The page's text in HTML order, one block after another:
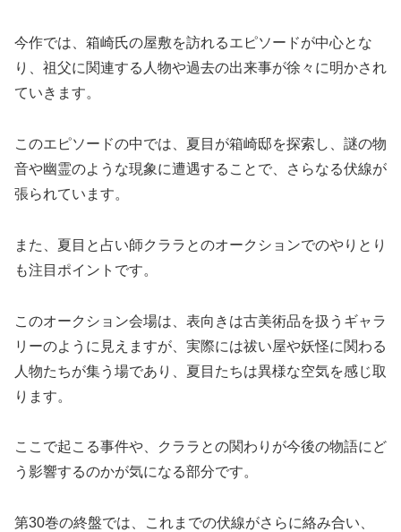
今作では、箱崎氏の屋敷を訪れるエピソードが中心とな
り、祖父に関連する人物や過去の出来事が徐々に明かされ
ていきます。
このエピソードの中では、夏目が箱崎邸を探索し、謎の物
音や幽霊のような現象に遭遇することで、さらなる伏線が
張られています。
また、夏目と占い師クララとのオークションでのやりとり
も注目ポイントです。
このオークション会場は、表向きは古美術品を扱うギャラ
リーのように見えますが、実際には祓い屋や妖怪に関わる
人物たちが集う場であり、夏目たちは異様な空気を感じ取
ります。
ここで起こる事件や、クララとの関わりが今後の物語にど
う影響するのかが気になる部分です。
第30巻の終盤では、これまでの伏線がさらに絡み合い、